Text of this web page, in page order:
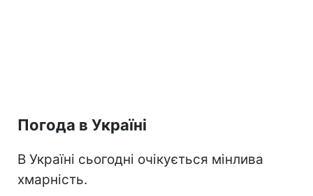
Погода в Україні
В Україні сьогодні очікується мінлива
хмарність.